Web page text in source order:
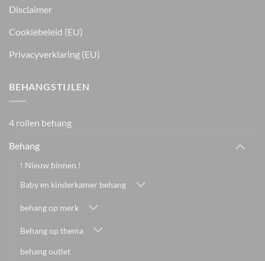
Disclaimer
Cookiebeleid (EU)
Privacyverklaring (EU)
BEHANGSTIJLEN
4 rollen behang
Behang
! Nieuw binnen !
Baby en kinderkamer behang
behang op merk
Behang op thema
behang outlet